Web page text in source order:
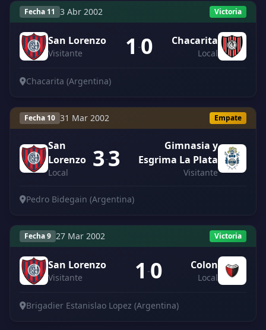
Fecha 11 3 Abr 2002 Victoria
San Lorenzo
Visitante 1 -0 Chacarita
Local
Chacarita (Argentina)
Fecha 10 31 Mar 2002 Empate
San
Lorenzo
Local 3-3
Gimnasia y
Esgrima La Plata
Visitante
Pedro Bidegain (Argentina)
Fecha 9 27 Mar 2002 Victoria
San Lorenzo
Visitante 1 -0 Colon
Local
Brigadier Estanislao Lopez (Argentina)